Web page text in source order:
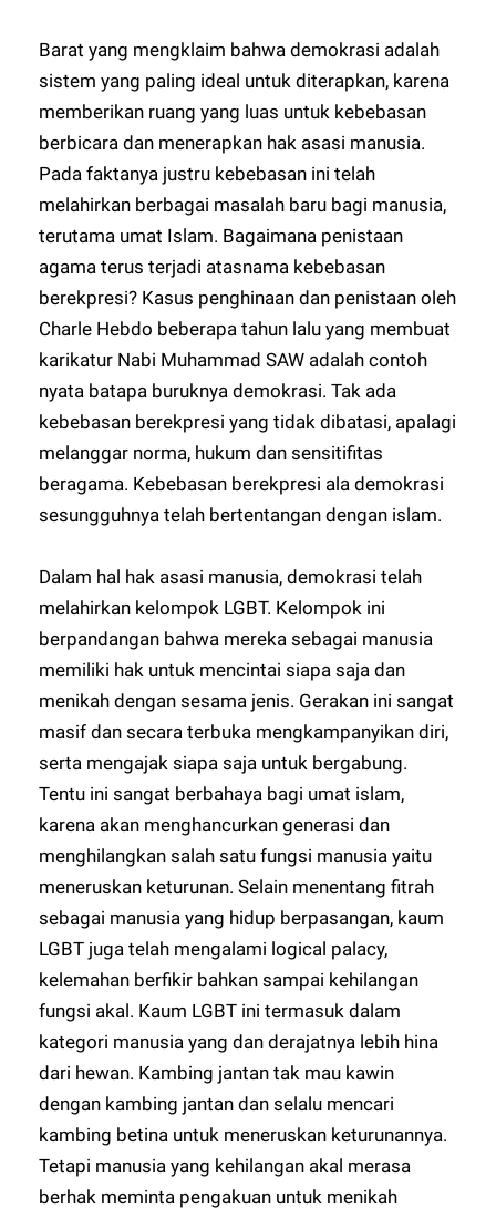
Barat yang mengklaim bahwa demokrasi adalah
sistem yang paling ideal untuk diterapkan, karena
memberikan ruang yang luas untuk kebebasan
berbicara dan menerapkan hak asasi manusia.
Pada faktanya justru kebebasan ini telah
melahirkan berbagai masalah baru bagi manusia,
terutama umat Islam. Bagaimana penistaan
agama terus terjadi atasnama kebebasan
berekpresi? Kasus penghinaan dan penistaan oleh
Charle Hebdo beberapa tahun lalu yang membuat
karikatur Nabi Muhammad SAW adalah contoh
nyata batapa buruknya demokrasi. Tak ada
kebebasan berekpresi yang tidak dibatasi, apalagi
melanggar norma, hukum dan sensitifitas
beragama. Kebebasan berekpresi ala demokrasi
sesungguhnya telah bertentangan dengan islam.
Dalam hal hak asasi manusia, demokrasi telah
melahirkan kelompok LGBT. Kelompok ini
berpandangan bahwa mereka sebagai manusia
memiliki hak untuk mencintai siapa saja dan
menikah dengan sesama jenis. Gerakan ini sangat
masif dan secara terbuka mengkampanyikan diri,
serta mengajak siapa saja untuk bergabung.
Tentu ini sangat berbahaya bagi umat islam,
karena akan menghancurkan generasi dan
menghilangkan salah satu fungsi manusia yaitu
meneruskan keturunan. Selain menentang fitrah
sebagai manusia yang hidup berpasangan, kaum
LGBT juga telah mengalami logical palacy,
kelemahan berfikir bahkan sampai kehilangan
fungsi akal. Kaum LGBT ini termasuk dalam
kategori manusia yang dan derajatnya lebih hina
dari hewan. Kambing jantan tak mau kawin
dengan kambing jantan dan selalu mencari
kambing betina untuk meneruskan keturunannya.
Tetapi manusia yang kehilangan akal merasa
berhak meminta pengakuan untuk menikah